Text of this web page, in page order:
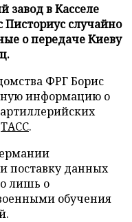
завод в Касселе
случайно
о передаче Киеву
ФРГ Борис
информацию о
ТАСС.
поставку данных
лишь о
обучения